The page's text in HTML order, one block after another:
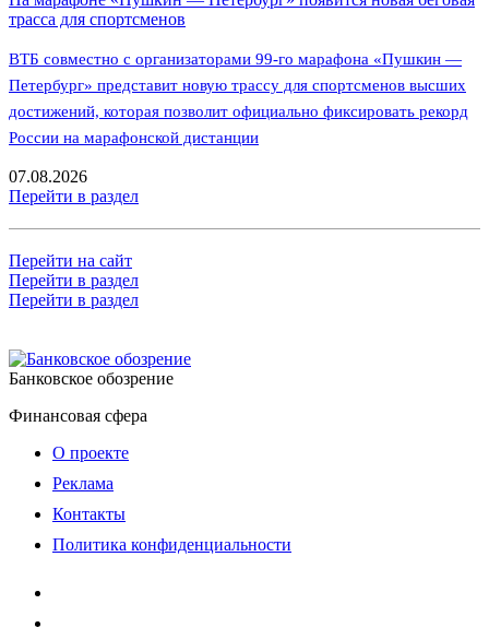
трасса для спортсменов
ВТБ совместно с организаторами 99-го марафона «Пушкин —
Петербург» представит новую трассу для спортсменов высших
достижений, которая позволит официально фиксировать рекорд
России на марафонской дистанции
07.08.2026
Перейти в раздел
Перейти на сайт
Перейти в раздел
Перейти в раздел
Банковское обозрение
Финансовая сфера
О проекте
Реклама
Контакты
Политика конфиденциальности